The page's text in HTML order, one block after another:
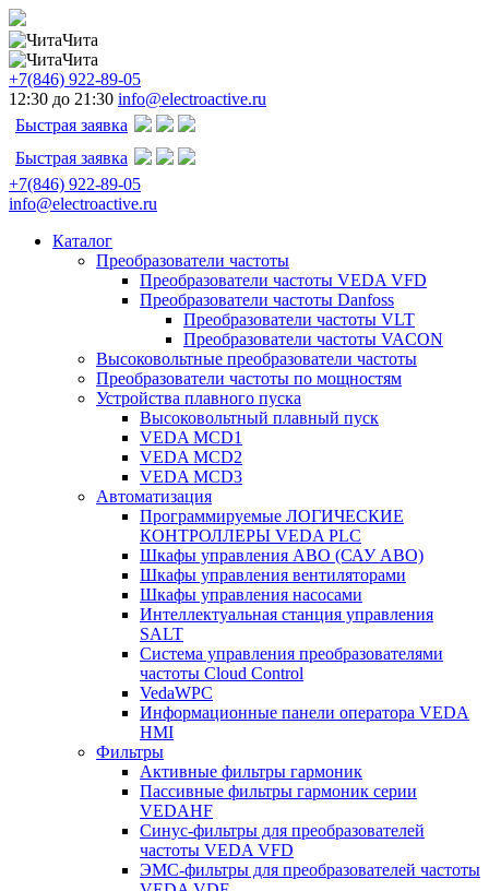
Чита
Чита
+7(846) 922-89-05
12:30 до 21:30 info@electroactive.ru
Быстрая заявка
Быстрая заявка
+7(846) 922-89-05
info@electroactive.ru
Каталог
Преобразователи частоты
Преобразователи частоты VEDA VFD
Преобразователи частоты Danfoss
Преобразователи частоты VLT
Преобразователи частоты VACON
Высоковольтные преобразователи частоты
Преобразователи частоты по мощностям
Устройства плавного пуска
Высоковольтный плавный пуск
VEDA MCD1
VEDA MCD2
VEDA MCD3
Автоматизация
Программируемые ЛОГИЧЕСКИЕ
КОНТРОЛЛЕРЫ VEDA PLC
Шкафы управления АВО (САУ АВО)
Шкафы управления вентиляторами
Шкафы управления насосами
Интеллектуальная станция управления
SALT
Система управления преобразователями
частоты Cloud Control
VedaWPC
Информационные панели оператора VEDA
HMI
Фильтры
Активные фильтры гармоник
Пассивные фильтры гармоник серии
VEDAHF
Синус-фильтры для преобразователей
частоты VEDA VFD
ЭМС-фильтры для преобразователей частоты